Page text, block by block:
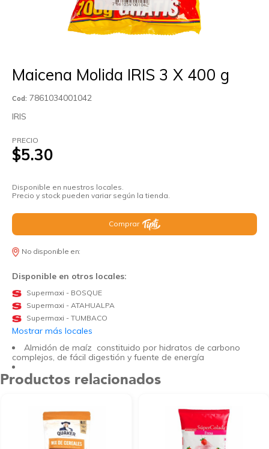
Maicena Molida IRIS 3 X 400 g
Cod: 7861034001042
IRIS
PRECIO
$5.30
Disponible en nuestros locales.
Precio y stock pueden variar según la tienda.
Comprar
No disponible en:
Disponible en otros locales:
Supermaxi - BOSQUE
Supermaxi - ATAHUALPA
Supermaxi - TUMBACO
Mostrar más locales
Almidón de maíz constituido por hidratos de carbono
complejos, de fácil digestión y fuente de energía
Productos relacionados